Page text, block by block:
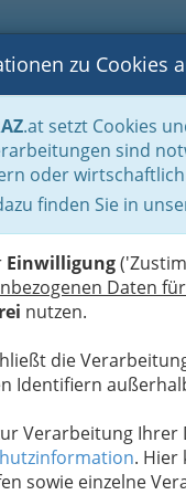
BLOGS F
zu Cookies
.at setzt Cookies
sind
oder
finden Sie in
Einwilligung
Daten
nutzen.
die
Identifiern
Verarbeitung Ihrer
. Hier
sowie einzelne